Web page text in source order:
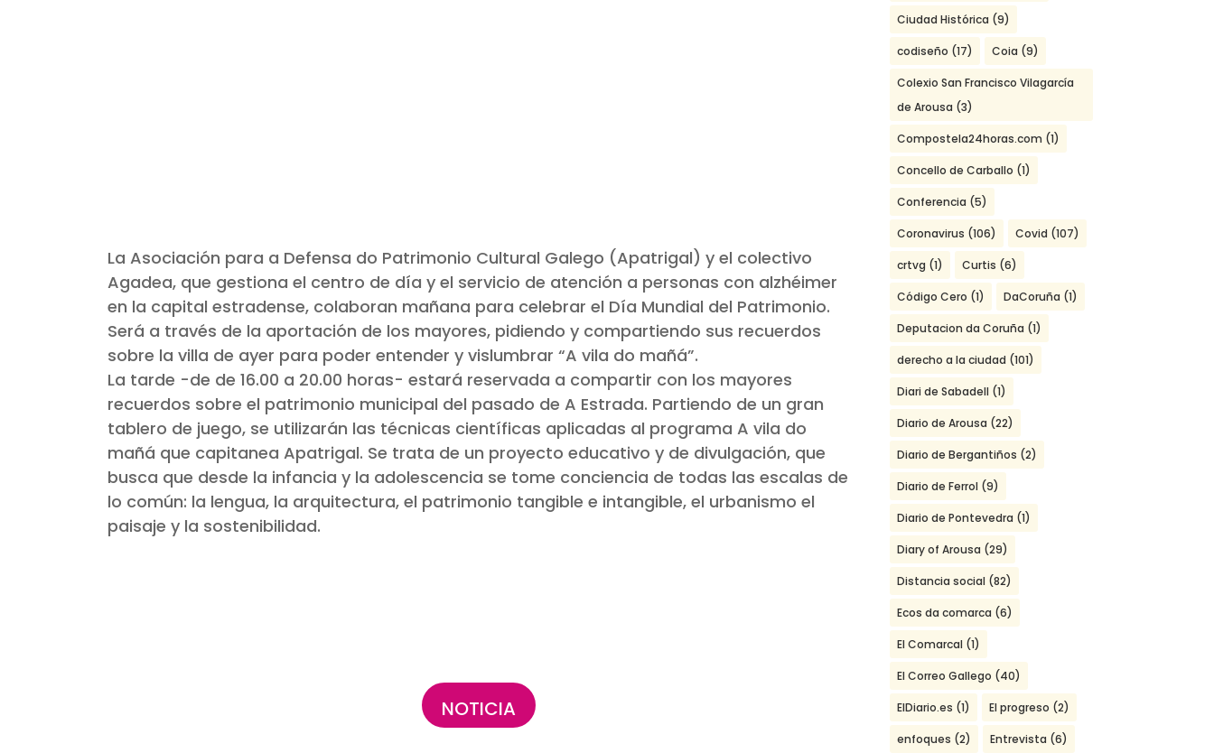
La Asociación para a Defensa do Patrimonio Cultural Galego (Apatrigal) y el colectivo
Agadea, que gestiona el centro de día y el servicio de atención a personas con alzhéimer
en la capital estradense, colaboran mañana para celebrar el Día Mundial del Patrimonio.
Será a través de la aportación de los mayores, pidiendo y compartiendo sus recuerdos
sobre la villa de ayer para poder entender y vislumbrar “A vila do mañá”.
La tarde -de de 16.00 a 20.00 horas- estará reservada a compartir con los mayores
recuerdos sobre el patrimonio municipal del pasado de A Estrada. Partiendo de un gran
tablero de juego, se utilizarán las técnicas científicas aplicadas al programa A vila do
mañá que capitanea Apatrigal. Se trata de un proyecto educativo y de divulgación, que
busca que desde la infancia y la adolescencia se tome conciencia de todas las escalas de
lo común: la lengua, la arquitectura, el patrimonio tangible e intangible, el urbanismo el
paisaje y la sostenibilidad.
NOTICIA
Ciudad Histórica (9)
codiseño (17) Coia (9)
Colexio San Francisco Vilagarcía
de Arousa (3)
Compostela24horas.com (1)
Concello de Carballo (1)
Conferencia (5)
Coronavirus (106) Covid (107)
crtvg (1) Curtis (6)
Código Cero (1) DaCoruña (1)
Deputacion da Coruña (1)
derecho a la ciudad (101)
Diari de Sabadell (1)
Diario de Arousa (22)
Diario de Bergantiños (2)
Diario de Ferrol (9)
Diario de Pontevedra (1)
Diary of Arousa (29)
Distancia social (82)
Ecos da comarca (6)
El Comarcal (1)
El Correo Gallego (40)
ElDiario.es (1) El progreso (2)
enfoques (2) Entrevista (6)